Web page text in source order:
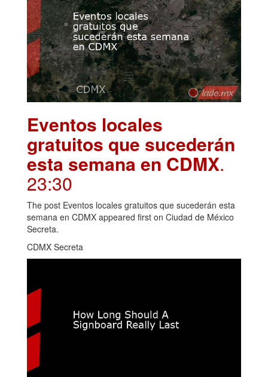
Eventos locales
gratuitos que sucederán
esta semana en CDMX.
23:30
The post Eventos locales gratuitos que sucederán esta
semana en CDMX appeared first on Ciudad de México
Secreta.
CDMX Secreta